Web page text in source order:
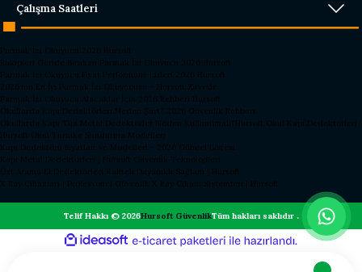
Çalışma Saatleri
Parmak İzi Okuyucu 2026 Hursoft
Rakipleri Geride Bırakan Parmak İzi Okuyucu 2026 Hursoft
Parmak İzi Okuyucu Fiyat Performans Lideri 2026 Hursoft
2026’nın En İyi Parmak İzi Okuyucusu – Hursoft Zirvede
Parmak İzi Okuyucu Alacaklar İçin 2026 Rehberi Hursoft
Okullarda Kapı Dedektörleri Neden Şart? 2026 Güvenlik Rehberi
Okullarda Kapı Tipi Metal Dedektörler Neden Kullanılmalı?Hursoft Okul Kapı Dedektörleri
Hursoft Okul Turnike Sundurma Modelleri
Kapı Dedektörü Fiyatları ve Modelleri - 2026 Güncel Listesi
Kapı Metal Dedektörleri | Hursoft Güvenlik Teknolojileri
Üst Arama El Dedektörleri Kaliteli Dayanıklı Sağlam | Hursoft
X Ray Cihazları | Profesyonel Güvenlik X Ray Cihazı Sistemleri | Hursoft
Telif Hakkı © 2026Hursoft GüvenlikTüm hakları saklıdır .
ideasoft
e-